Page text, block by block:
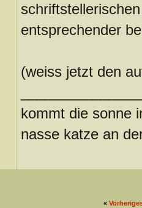
entsprechender
(weiss jetzt den
kommt die sonne
nasse katze an
«